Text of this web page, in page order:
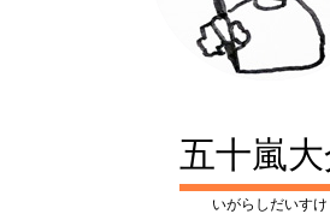
五十嵐
いがらしだいすけ